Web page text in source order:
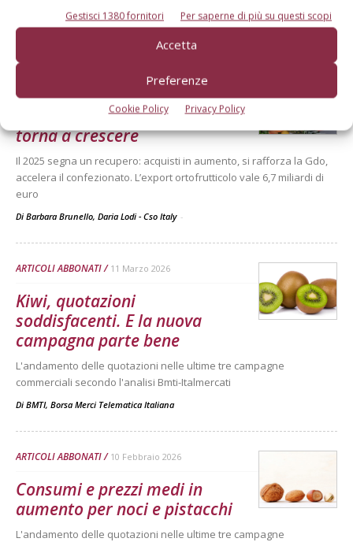
Gestisci 1380 fornitori Per saperne di più su questi scopi
Accetta
Preferenze
Cookie Policy Privacy Policy
commerciali secondo l'analisi Bmti-Italmercati
DiBMTI, Borsa Merci Telematica Italiana
La domanda di ortofrutta
torna a crescere
Il 2025 segna un recupero: acquisti in aumento, si rafforza la Gdo,
accelera il confezionato. L’export ortofrutticolo vale 6,7 miliardi di
euro
Di Barbara Brunello, Daria Lodi - Cso Italy -
ARTICOLI ABBONATI 11 Marzo 2026
Kiwi, quotazioni
soddisfacenti. E la nuova
campagna parte bene
L'andamento delle quotazioni nelle ultime tre campagne
commerciali secondo l'analisi Bmti-Italmercati
Di BMTI, Borsa Merci Telematica Italiana
ARTICOLI ABBONATI 10 Febbraio 2026
Consumi e prezzi medi in
aumento per noci e pistacchi
L'andamento delle quotazioni nelle ultime tre campagne